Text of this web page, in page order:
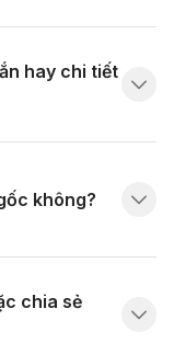
hay chi tiết
không?
chia sẻ